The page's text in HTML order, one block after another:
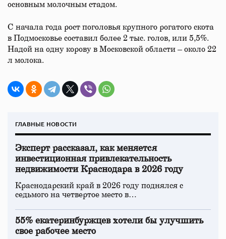
основным молочным стадом.
С начала года рост поголовья крупного рогатого скота
в Подмосковье составил более 2 тыс. голов, или 5,5%.
Надой на одну корову в Московской области – около 22
л молока.
ГЛАВНЫЕ НОВОСТИ
Эксперт рассказал, как меняется
инвестиционная привлекательность
недвижимости Краснодара в 2026 году
Краснодарский край в 2026 году поднялся с
седьмого на четвертое место в…
55% екатеринбуржцев хотели бы улучшить
свое рабочее место